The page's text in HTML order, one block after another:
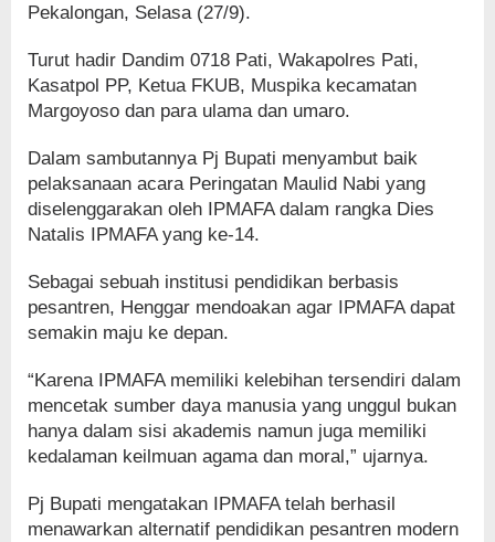
Pekalongan, Selasa (27/9).
Turut hadir Dandim 0718 Pati, Wakapolres Pati,
Kasatpol PP, Ketua FKUB, Muspika kecamatan
Margoyoso dan para ulama dan umaro.
Dalam sambutannya Pj Bupati menyambut baik
pelaksanaan acara Peringatan Maulid Nabi yang
diselenggarakan oleh IPMAFA dalam rangka Dies
Natalis IPMAFA yang ke-14.
Sebagai sebuah institusi pendidikan berbasis
pesantren, Henggar mendoakan agar IPMAFA dapat
semakin maju ke depan.
“Karena IPMAFA memiliki kelebihan tersendiri dalam
mencetak sumber daya manusia yang unggul bukan
hanya dalam sisi akademis namun juga memiliki
kedalaman keilmuan agama dan moral,” ujarnya.
Pj Bupati mengatakan IPMAFA telah berhasil
menawarkan alternatif pendidikan pesantren modern